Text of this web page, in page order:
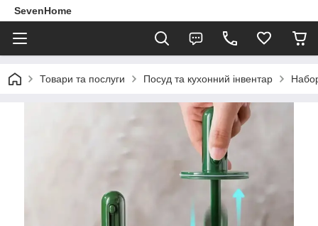
SevenHome
Товари та послуги Посуд та кухонний інвентар